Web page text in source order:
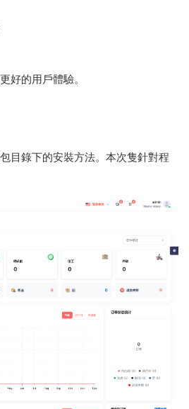
好的用戶體驗。
目錄下的安裝方法。本次隻針對程